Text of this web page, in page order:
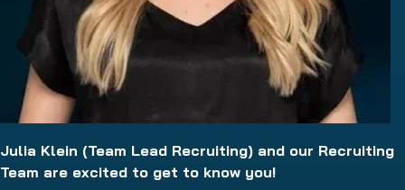
Julia Klein (Team Lead Recruiting) and our Recruiting
Team are excited to get to know you!